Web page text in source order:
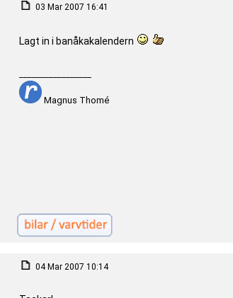
03 Mar 2007 16:41
Lagt in i banåkakalendern
Magnus Thomé
04 Mar 2007 10:14